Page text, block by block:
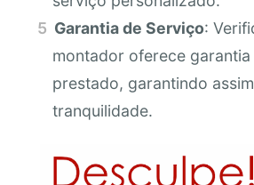
Garantia de Serviço:
montador oferece
prestado, garantindo
tranquilidade.